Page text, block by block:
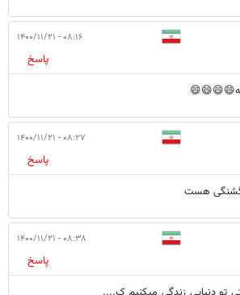
۰۸:۱۶ - ۱۴۰۰/۱۱/۲۱
پاسخ
۰۸:۲۷ - ۱۴۰۰/۱۱/۲۱
پاسخ
گشنگی هست
۰۸:۳۸ - ۱۴۰۰/۱۱/۲۱
پاسخ